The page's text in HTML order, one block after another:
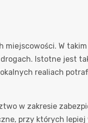
miejscowości. W
Istotne jest
realiach
w zakresie
przy których lepiej